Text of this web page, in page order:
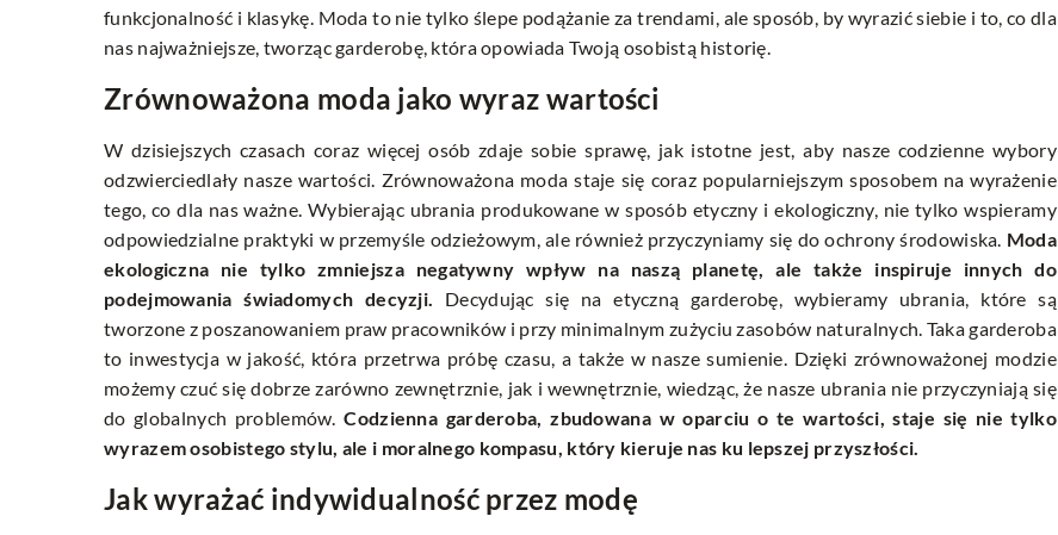
funkcjonalność i klasykę. Moda to nie tylko ślepe podążanie za trendami, ale sposób, by wyrazić siebie i to, co dla
nas najważniejsze, tworząc garderobę, która opowiada Twoją osobistą historię.
Zrównoważona moda jako wyraz wartości
W dzisiejszych czasach coraz więcej osób zdaje sobie sprawę, jak istotne jest, aby nasze codzienne wybory
odzwierciedlały nasze wartości. Zrównoważona moda staje się coraz popularniejszym sposobem na wyrażenie
tego, co dla nas ważne. Wybierając ubrania produkowane w sposób etyczny i ekologiczny, nie tylko wspieramy
odpowiedzialne praktyki w przemyśle odzieżowym, ale również przyczyniamy się do ochrony środowiska. Moda
ekologiczna nie tylko zmniejsza negatywny wpływ na naszą planetę, ale także inspiruje innych do
podejmowania świadomych decyzji. Decydując się na etyczną garderobę, wybieramy ubrania, które są
tworzone z poszanowaniem praw pracowników i przy minimalnym zużyciu zasobów naturalnych. Taka garderoba
to inwestycja w jakość, która przetrwa próbę czasu, a także w nasze sumienie. Dzięki zrównoważonej modzie
możemy czuć się dobrze zarówno zewnętrznie, jak i wewnętrznie, wiedząc, że nasze ubrania nie przyczyniają się
do globalnych problemów.Codzienna garderoba, zbudowana w oparciu o te wartości, staje się nie tylko
wyrazem osobistego stylu, ale i moralnego kompasu, który kieruje nas ku lepszej przyszłości.
Jak wyrażać indywidualność przez modę